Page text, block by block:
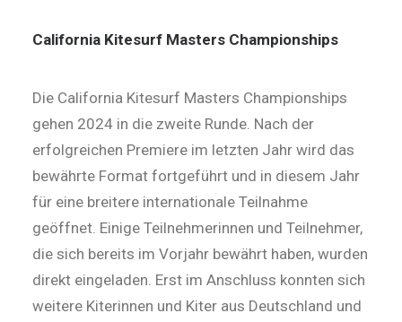
California Kitesurf Masters Championships
Die California Kitesurf Masters Championships
gehen 2024 in die zweite Runde. Nach der
erfolgreichen Premiere im letzten Jahr wird das
bewährte Format fortgeführt und in diesem Jahr
für eine breitere internationale Teilnahme
geöffnet. Einige Teilnehmerinnen und Teilnehmer,
die sich bereits im Vorjahr bewährt haben, wurden
direkt eingeladen. Erst im Anschluss konnten sich
weitere Kiterinnen und Kiter aus Deutschland und